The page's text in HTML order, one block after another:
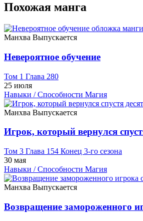
Похожая манга
Манхва Выпускается
Невероятное обучение
Том 1 Глава 280
25 июля
Навыки / Способности Магия
Манхва Выпускается
Игрок, который вернулся
Том 3 Глава 154 Конец 3-го сезона
30 мая
Навыки / Способности Магия
Манхва Выпускается
Возвращение замороженного